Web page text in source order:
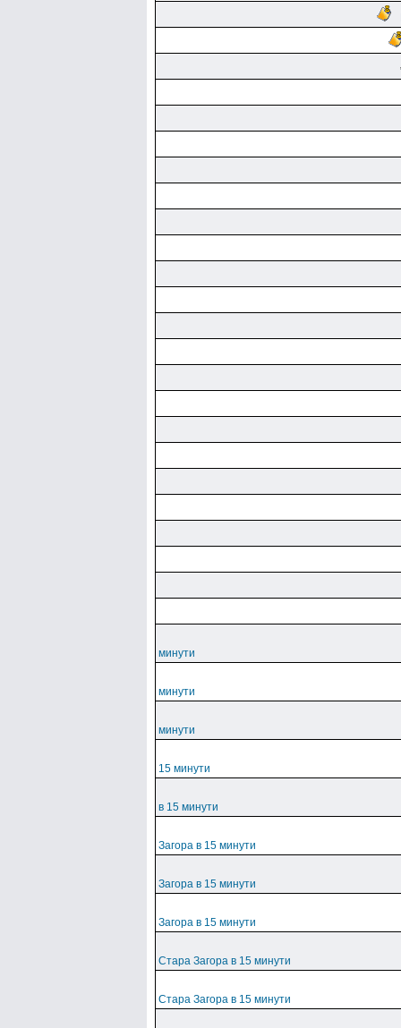
минути
минути
минути
15 минути
в 15 минути
Загора в 15 минути
Загора в 15 минути
Загора в 15 минути
Стара Загора в 15 минути
Стара Загора в 15 минути